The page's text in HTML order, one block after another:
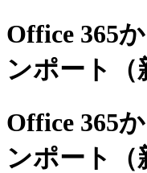
Office 365
ンポート（
Office 365
ンポート（